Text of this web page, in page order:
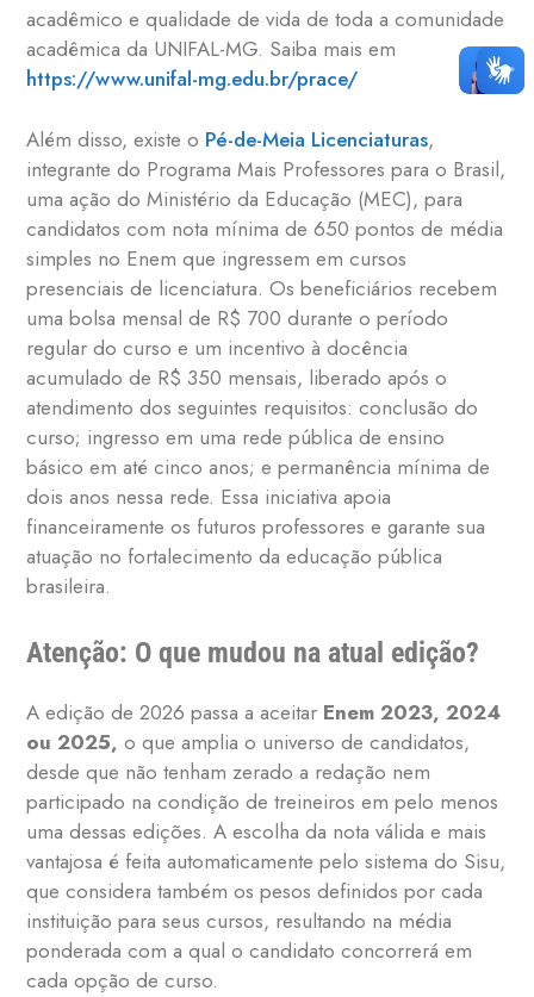
acadêmico e qualidade de vida de toda a comunidade
acadêmica da UNIFAL-MG. Saiba mais em
https://www.unifal-mg.edu.br/prace/
Além disso, existe o Pé-de-Meia Licenciaturas,
integrante do Programa Mais Professores para o Brasil,
uma ação do Ministério da Educação (MEC), para
candidatos com nota mínima de 650 pontos de média
simples no Enem que ingressem em cursos
presenciais de licenciatura. Os beneficiários recebem
uma bolsa mensal de R$ 700 durante o período
regular do curso e um incentivo à docência
acumulado de R$ 350 mensais, liberado após o
atendimento dos seguintes requisitos: conclusão do
curso; ingresso em uma rede pública de ensino
básico em até cinco anos; e permanência mínima de
dois anos nessa rede. Essa iniciativa apoia
financeiramente os futuros professores e garante sua
atuação no fortalecimento da educação pública
brasileira.
Atenção: O que mudou na atual edição?
A edição de 2026 passa a aceitar Enem 2023, 2024
ou 2025, o que amplia o universo de candidatos,
desde que não tenham zerado a redação nem
participado na condição de treineiros em pelo menos
uma dessas edições. A escolha da nota válida e mais
vantajosa é feita automaticamente pelo sistema do Sisu,
que considera também os pesos definidos por cada
instituição para seus cursos, resultando na média
ponderada com a qual o candidato concorrerá em
cada opção de curso.